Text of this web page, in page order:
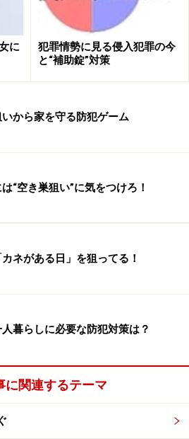
リビングルームに戻ろうとした
ッとしました。何かいつもと違
す。それは、庭に面した和室の
ント錠のあたりのガラスが割れ
開いた状態でした。ドキンとし
したようでしした。やっと我に
。
く来て、こっちこっち」
かを感じたのか、夫がすぐに和
に
犯罪情勢に見る侵入犯罪の今
と“補助錠”対策
から家を守る防犯ゲーム
“空き巣狙い”に気をつけろ！
ネがある日」を狙ってる！
暮らしに必要な防犯対策は？
に関連するテーマ